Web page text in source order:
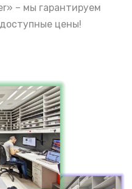
– мы гарантируем
цены!